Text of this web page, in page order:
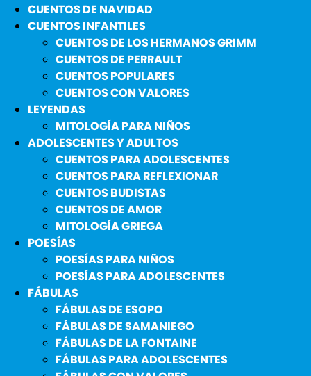
CUENTOS DE NAVIDAD
CUENTOS INFANTILES
CUENTOS DE LOS HERMANOS GRIMM
CUENTOS DE PERRAULT
CUENTOS POPULARES
CUENTOS CON VALORES
LEYENDAS
MITOLOGÍA PARA NIÑOS
ADOLESCENTES Y ADULTOS
CUENTOS PARA ADOLESCENTES
CUENTOS PARA REFLEXIONAR
CUENTOS BUDISTAS
CUENTOS DE AMOR
MITOLOGÍA GRIEGA
POESÍAS
POESÍAS PARA NIÑOS
POESÍAS PARA ADOLESCENTES
FÁBULAS
FÁBULAS DE ESOPO
FÁBULAS DE SAMANIEGO
FÁBULAS DE LA FONTAINE
FÁBULAS PARA ADOLESCENTES